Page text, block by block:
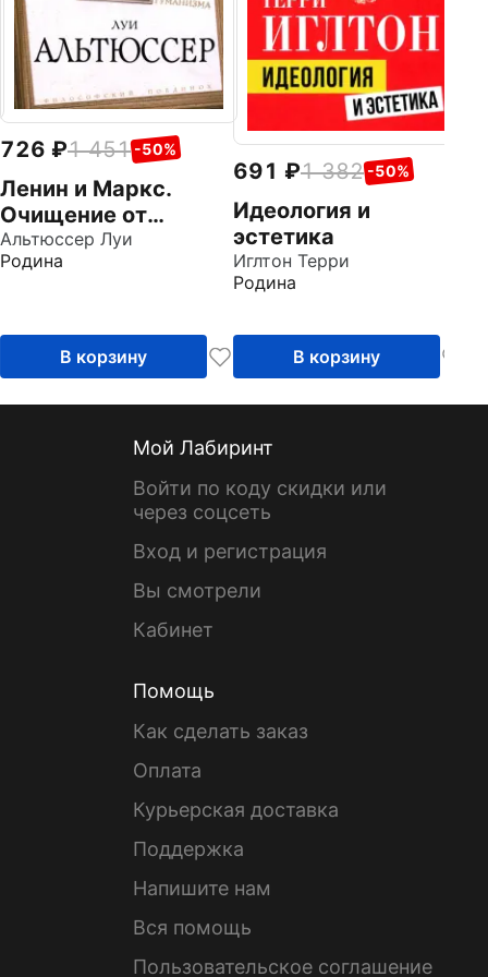
726 1 451 -50%
Ленин и Маркс.
Очищение от
гуманизма
Альтюссер Луи
Родина
В корзину
691 1 382 -50%
Идеология и
эстетика
Иглтон Терри
Родина
В корзину
Мой Лабиринт
Войти по коду скидки или
через соцсеть
Вход и регистрация
Вы смотрели
Кабинет
Помощь
Как сделать заказ
Оплата
Курьерская доставка
Поддержка
Напишите нам
Вся помощь
Пользовательское соглашение